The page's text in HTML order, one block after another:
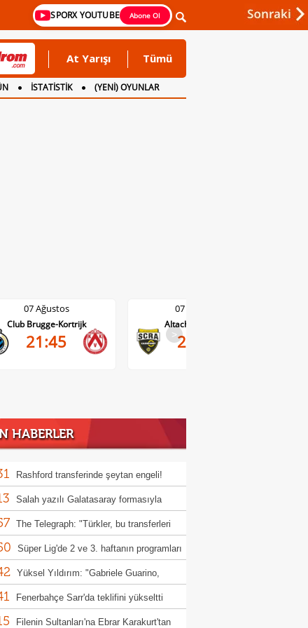
SPORX YOUTUBE Abone Ol
At Yarışı Tümü
İSTATİSTİK
(YENİ) OYUNLAR
07 Ağustos
Club Brugge-Kortrijk
21:45
07 Ağustos
Altach-WSG Tirol
20:30
>
HABERLER
Rashford transferinde şeytan engeli!
Salah yazılı Galatasaray formasıyla
aldı: "Hepsini gidip bulacağım"
The Telegraph: "Türkler, bu transferleri
Süper Lig'de 2 ve 3. haftanın programları
Yüksel Yıldırım: "Gabriele Guarino,
hayırlı olsun"
Fenerbahçe Sarr'da teklifini yükseltti
Filenin Sultanları'na Ebrar Karakurt'tan